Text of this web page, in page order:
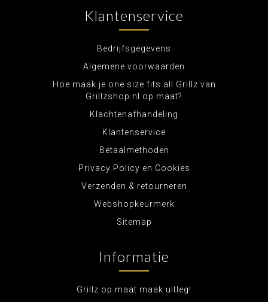
Klantenservice
Bedrijfsgegevens
Algemene voorwaarden
Hoe maak je one size fits all Grillz van
Grillzshop.nl op maat?
Klachtenafhandeling
Klantenservice
Betaalmethoden
Privacy Policy en Cookies
Verzenden & retourneren
Webshopkeurmerk
Sitemap
Informatie
Grillz op maat maak uitleg!